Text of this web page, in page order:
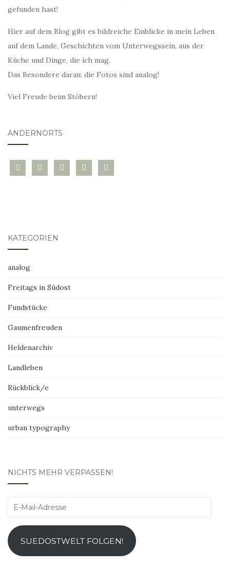
gefunden hast!
Hier auf dem Blog gibt es bildreiche Einblicke in mein Leben
auf dem Lande, Geschichten vom Unterwegssein, aus der
Küche und Dinge, die ich mag.
Das Besondere daran: die Fotos sind analog!
Viel Freude beim Stöbern!
ANDERNORTS
bloglovininstagramtwitter pinterest
mail
KATEGORIEN
analog
Freitags in Südost
Fundstücke
Gaumenfreuden
Heldenarchiv
Landleben
Rückblick/e
unterwegs
urban typography
NICHTS MEHR VERPASSEN!
E-
Adresse
SUEDOSTWELT FOLGEN!